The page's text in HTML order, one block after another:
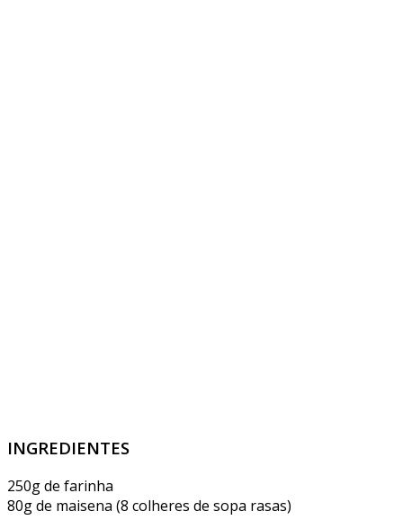
INGREDIENTES
250g de farinha
80g de maisena (8 colheres de sopa rasas)